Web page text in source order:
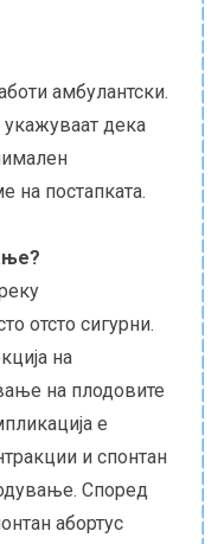
амбулантски.
дека
на постапката.
отсто сигурни.
на
на плодовите
е
и спонтан
Според
абортус